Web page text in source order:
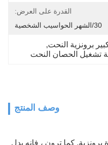
القدرة على العرض:
30/الشهر الحواسيب الشخصية
برونزية النحت,
تشغيل الحصان النحت
وصف المنتج
كما ترون ، فإنه يدل